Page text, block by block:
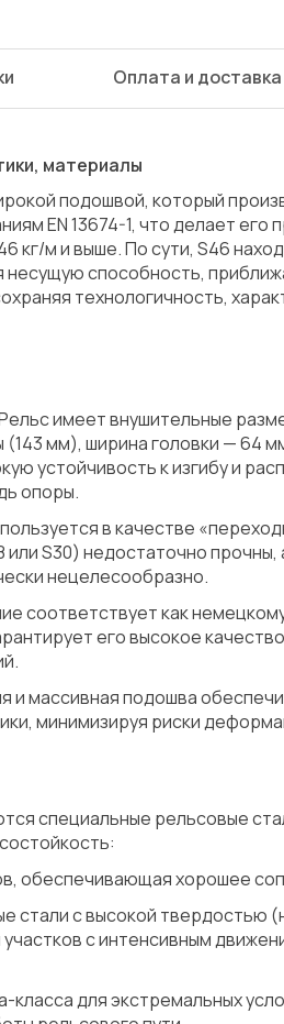
Оплата и доставка
материалы
подошвой, который
EN 13674-1, что делает его
кг/м и выше. По сути, S46
несущую способность,
технологичность,
имеет внушительные
мм), ширина головки — 64
устойчивость к изгибу и
опоры.
в качестве
или S30) недостаточно
нецелесообразно.
соответствует как немецкому
его высокое
и массивная подошва
минимизируя риски
специальные рельсовые
обеспечивающая хорошее
стали с высокой твердостью
с интенсивным
класса для экстремальных